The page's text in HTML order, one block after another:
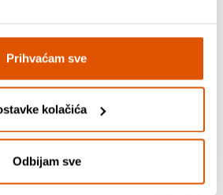
Prihvaćam sve
kolačića
Odbijam sve
godine, a od tada je postala jedna
linija igračaka
s kartama, videoigre, knjige,
Lego Star Wars igračke
dječje mašte, kreativnosti, finih
i prostornog razumijevanja.
uživaju u stvaranju i igranju s
Star Warsa.